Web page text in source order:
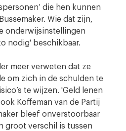
die hen kunnen
Wie dat zijn,
onderwijsinstellingen
nodig' beschikbaar.
meer verweten dat ze
om zich in de schulden te
te wijzen. 'Geld lenen
Koffeman van de Partij
bleef onverstoorbaar
groot verschil is tussen